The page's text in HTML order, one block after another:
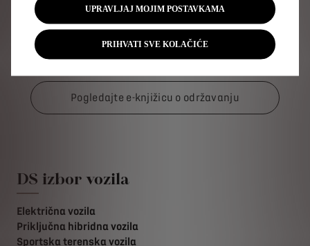
S digitalnom servisnom knjižicom »e-knjižica o
održavanju« možete jednostavno pronaći sve
informacije o održavanju vašeg DS vozila
Pogledajte e-knjižicu o održavanju
DS izbor vozila
Električna vozila
Priključna hibridna vozila
Sportska terenska vozila
UPRAVLJAJ MOJIM POSTAVKAMA
PRIHVATI SVE KOLAČIĆE